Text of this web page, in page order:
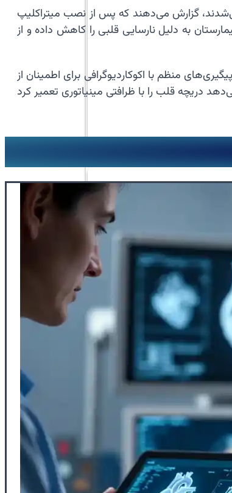
گزارش می‌دهند که پس از نصب میتراکلیپ
به دلیل نارسایی قلبی را کاهش داده و از
منظم با اکوکاردیوگرافی برای اطمینان از
دریچه قلب را با ظرافتی مینیاتوری تعمیر کرد